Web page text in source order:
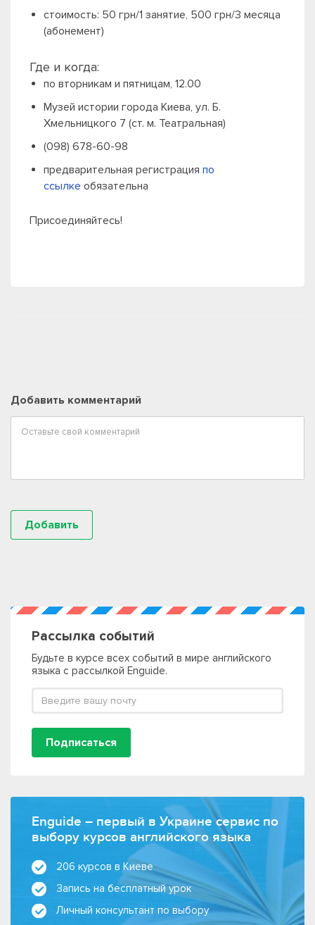
стоимость: 50 грн/1 занятие, 500 грн/3 месяца
(абонемент)
Где и когда:
по вторникам и пятницам, 12.00
Музей истории города Киева, ул. Б.
Хмельницкого 7 (ст. м. Театральная)
(098) 678-60-98
предварительная регистрация по
ссылке обязательна
Присоединяйтесь!
Добавить комментарий
Рассылка событий
Будьте в курсе всех событий в мире английского
языка с рассылкой Enguide.
Подписаться
Enguide – первый в Украине сервис по
выбору курсов английского языка
206 курсов в Киеве
Запись на бесплатный урок
Личный консультант по выбору